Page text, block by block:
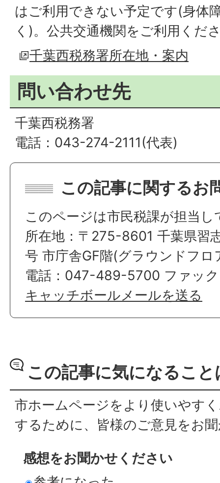
はご利用できない予定です(身体
く)。公共交通機関をご利用くだ
千葉西税務署所在地・案内
問い合わせ先
千葉西税務署
電話：043-274-2111(代表)
この記事に関するお
このページは市民税課が担当し
所在地：〒275-8601 千葉県習
号 市庁舎GF階(グラウンドフロ
電話：047-489-5700 ファッ
キャッチボールメールを送る
この記事に気になるこ
市ホームページをより使いやす
するために、皆様のご意見をお
感想をお聞かせください